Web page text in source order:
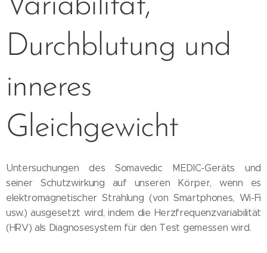
Durchblutung und
inneres
Gleichgewicht
Untersuchungen des Somavedic MEDIC-Geräts und
seiner Schutzwirkung auf unseren Körper, wenn es
elektromagnetischer Strahlung (von Smartphones, Wi-Fi
usw.) ausgesetzt wird, indem die Herzfrequenzvariabilität
(HRV) als Diagnosesystem für den Test gemessen wird.